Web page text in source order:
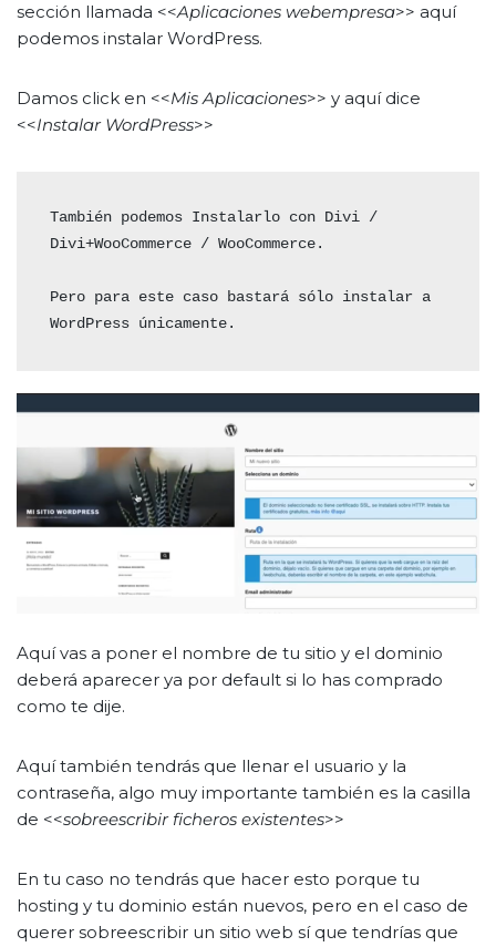
sección llamada <<Aplicaciones webempresa>> aquí
podemos instalar WordPress.
Damos click en <<Mis Aplicaciones>> y aquí dice
<<Instalar WordPress>>
También podemos Instalarlo con Divi /
Divi+WooCommerce / WooCommerce.
Pero para este caso bastará sólo instalar a
WordPress únicamente.
Aquí vas a poner el nombre de tu sitio y el dominio
deberá aparecer ya por default si lo has comprado
como te dije.
Aquí también tendrás que llenar el usuario y la
contraseña, algo muy importante también es la casilla
de <<sobreescribir ficheros existentes>>
En tu caso no tendrás que hacer esto porque tu
hosting y tu dominio están nuevos, pero en el caso de
querer sobreescribir un sitio web sí que tendrías que